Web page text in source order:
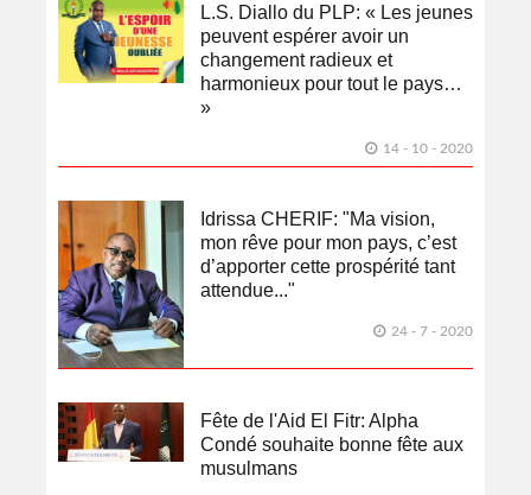
L.S. Diallo du PLP: « Les jeunes
peuvent espérer avoir un
changement radieux et
harmonieux pour tout le pays…
»
14 - 10 - 2020
Idrissa CHERIF: "Ma vision,
mon rêve pour mon pays, c’est
d’apporter cette prospérité tant
attendue..."
24 - 7 - 2020
Fête de l'Aid El Fitr: Alpha
Condé souhaite bonne fête aux
musulmans